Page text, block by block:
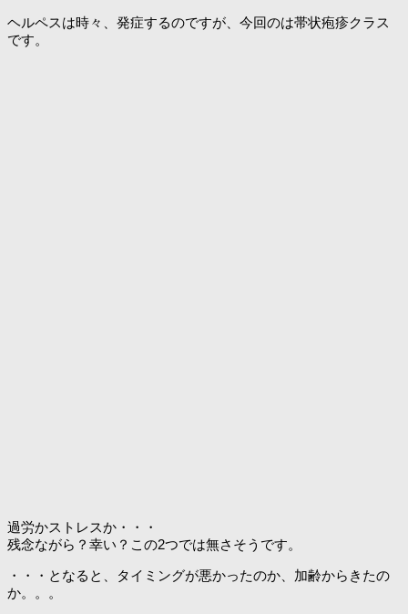
ヘルペスは時々、発症するのですが、今回のは帯状疱疹クラス
です。
過労かストレスか・・・
残念ながら？幸い？この2つでは無さそうです。
・・・となると、タイミングが悪かったのか、加齢からきたの
か。。。